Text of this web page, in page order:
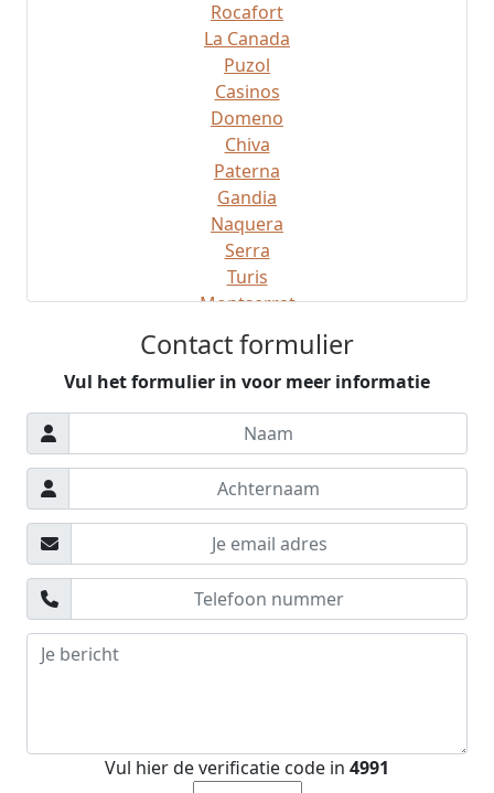
Rocafort
La Canada
Puzol
Casinos
Domeno
Chiva
Paterna
Gandia
Naquera
Serra
Turis
Montserrat
Montroy
Gatova
Ribaroja
Manises
Sagunto
Gilet
Buiten Valencia
Regio Valencia
Denia
Alboraya
Moncada
San Antonio
Alcossebre
Torres Torres
Contact formulier
Vul het formulier in voor meer informatie
Vul hier de verificatie code in 4991